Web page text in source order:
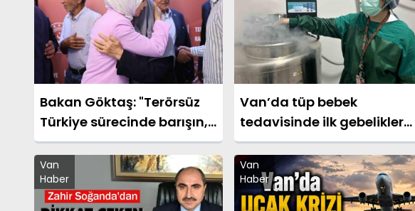
Bakan Göktaş: "Terörsüz
Türkiye sürecinde barışın,
huzurun, istikrarın,
ekonominin güçlendiği bir
Türkiye kurmak istiyoruz"
Van’da tüp bebek
tedavisinde ilk gebelikler
başladı
Van
Haber
Van
Haber